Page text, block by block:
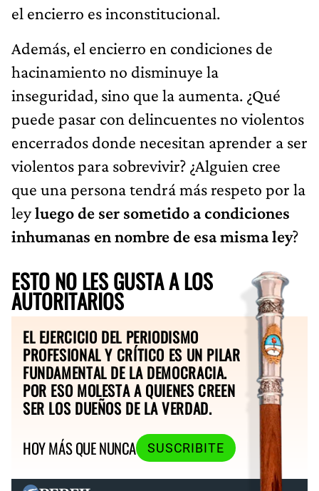
el encierro es inconstitucional.
Además, el encierro en condiciones de
hacinamiento no disminuye la
inseguridad, sino que la aumenta. ¿Qué
puede pasar con delincuentes no violentos
encerrados donde necesitan aprender a ser
violentos para sobrevivir? ¿Alguien cree
que una persona tendrá más respeto por la
leyluego de ser sometido a condiciones
inhumanas en nombre de esa misma ley?
ESTO NO LES GUSTA A LOS
AUTORITARIOS
EL EJERCICIO DEL PERIODISMO
PROFESIONAL Y CRÍTICO ES UN PILAR
FUNDAMENTAL DE LA DEMOCRACIA.
POR ESO MOLESTA A QUIENES CREEN
SER LOS DUEÑOS DE LA VERDAD.
HOY MÁS QUE NUNCA
SUSCRIBITE